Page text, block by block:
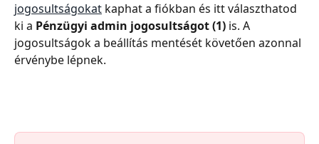
jogosultságokat kaphat a fiókban és itt választhatod
ki a Pénzügyi admin jogosultságot (1) is. A
jogosultságok a beállítás mentését követően azonnal
érvénybe lépnek.